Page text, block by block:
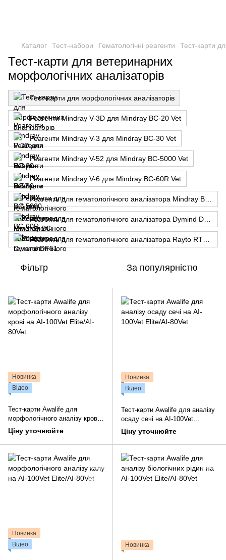
Каталог Тест-набори Гематологічні реагенти Тест-карти
Тест-карти для ветеринарних
морфологічних аналізаторів
Тест-карти для морфологічних аналізаторів
Реагенти Mindray V-3D для Mindray BC-20 Vet
Реагенти Mindray V-3 для Mindray BC-30 Vet
Реагенти Mindray V-52 для Mindray BC-5000 Vet
Реагенти Mindray V-6 для Mindray BC-60R Vet
Фільтр За популярністю
Новинка
Відео
Тест-карти Awalife для
морфологічного аналізу крові
на AI-100Vet Elite/AI-80Vet
Ціну уточнюйте
Новинка
Відео
Тест-карти Awalife для аналізу
осаду сечі на AI-100Vet
Elite/AI-80Vet
Ціну уточнюйте
Новинка
Відео
Новинка